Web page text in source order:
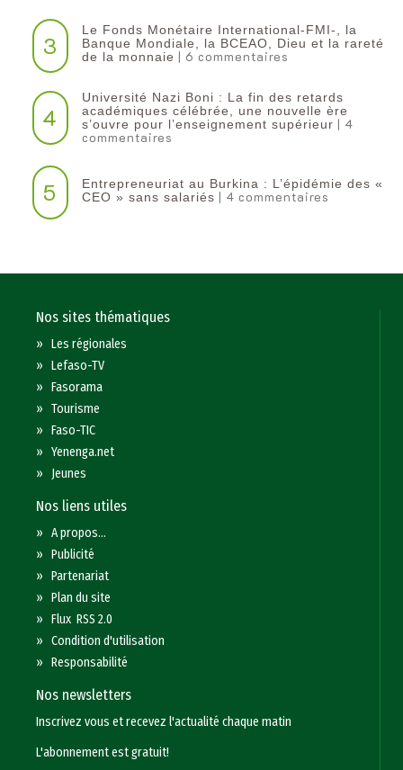
3
Le Fonds Monétaire International-FMI-, la
Banque Mondiale, la BCEAO, Dieu et la rareté
de la monnaie | 6 commentaires
4
Université Nazi Boni : La fin des retards
académiques célébrée, une nouvelle ère
s’ouvre pour l’enseignement supérieur | 4
commentaires
5
Entrepreneuriat au Burkina : L’épidémie des «
CEO » sans salariés | 4 commentaires
Nos sites thématiques
»Les régionales
»Lefaso-TV
»Fasorama
»Tourisme
»Faso-TIC
»Yenenga.net
» Jeunes
Nos liens utiles
»A propos...
»Publicité
»Partenariat
»Plan du site
»Flux RSS 2.0
»Condition d'utilisation
»Responsabilité
Nos newsletters
Inscrivez vous et recevez l'actualité chaque matin
L'abonnement est gratuit!